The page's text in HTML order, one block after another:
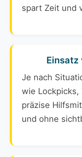
spart Zeit und
Einsatz
Je nach
wie Lockpicks,
präzise
und ohne